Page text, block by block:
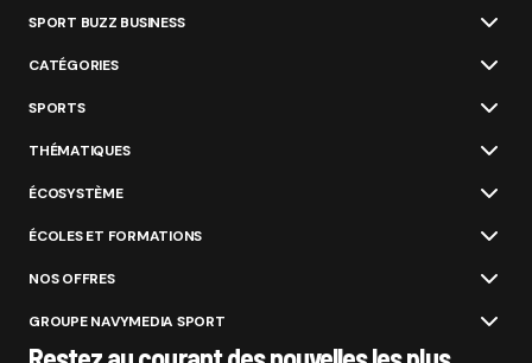
SPORT BUZZ BUSINESS
CATÉGORIES
SPORTS
THÉMATIQUES
ÉCOSYSTÈME
ÉCOLES ET FORMATIONS
NOS OFFRES
GROUPE NAVYMEDIA SPORT